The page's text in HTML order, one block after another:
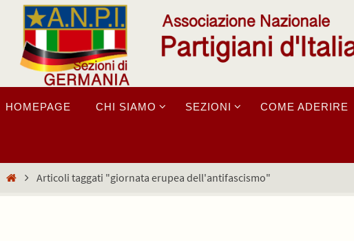
Salta
contenuto
alHOMEPAGE CHI SIAMO SEZIONI COME ADERIRE
HomeArticoli taggati "giornata erupea dell'antifascismo"